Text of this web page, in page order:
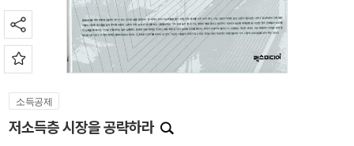
소득공제
저소득층 시장을 공략하라